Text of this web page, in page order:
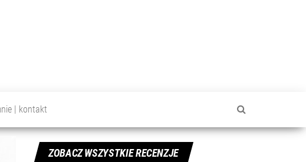
| kontakt
ZOBACZ WSZYSTKIE RECENZJE